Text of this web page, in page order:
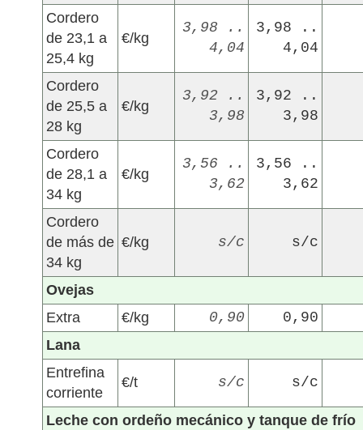
Cordero
de 23,1 a
25,4 kg
€/kg
3,98 ..
4,04
3,98 ..
4,04
Cordero
de 25,5 a
28 kg
€/kg
3,92 ..
3,98
3,92 ..
3,98
Cordero
de 28,1 a
34 kg
€/kg
3,56 ..
3,62
3,56 ..
3,62
Cordero
de más de
34 kg
€/kg s/c s/c
Ovejas
Extra
€/kg 0,90
0,90
Lana
Entrefina
corriente
€/t s/c s/c
Leche con ordeño mecánico y tanque de frío